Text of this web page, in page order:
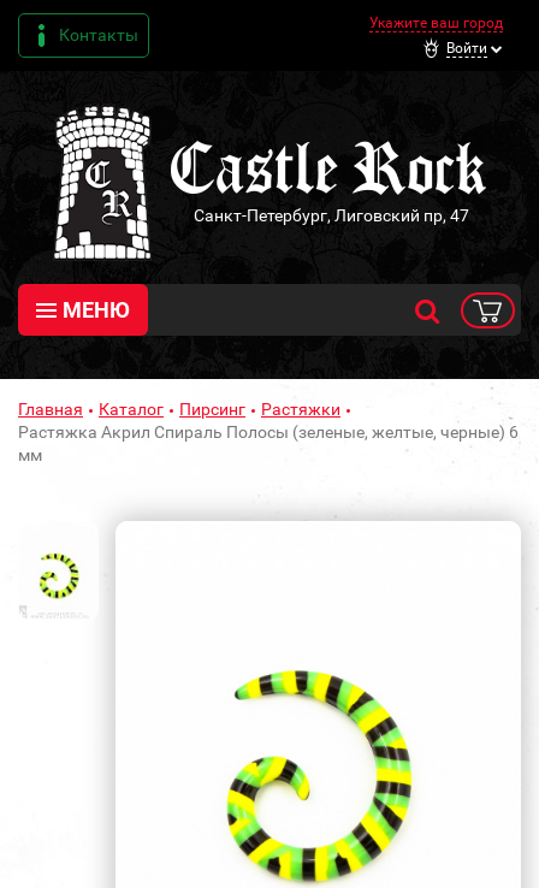
Контакты
Укажите ваш город
Войти
Санкт-Петербург, Лиговский пр, 47
МЕНЮ
Главная Каталог Пирсинг
Растяжки
Растяжка Акрил Спираль Полосы (зеленые, желтые, черные) 6
мм